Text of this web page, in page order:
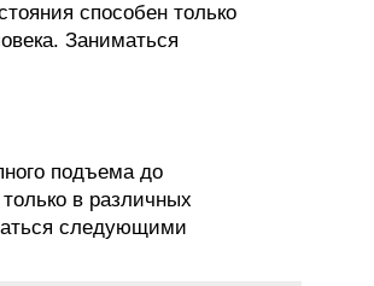
способен только
Заниматься
подъема до
в различных
следующими